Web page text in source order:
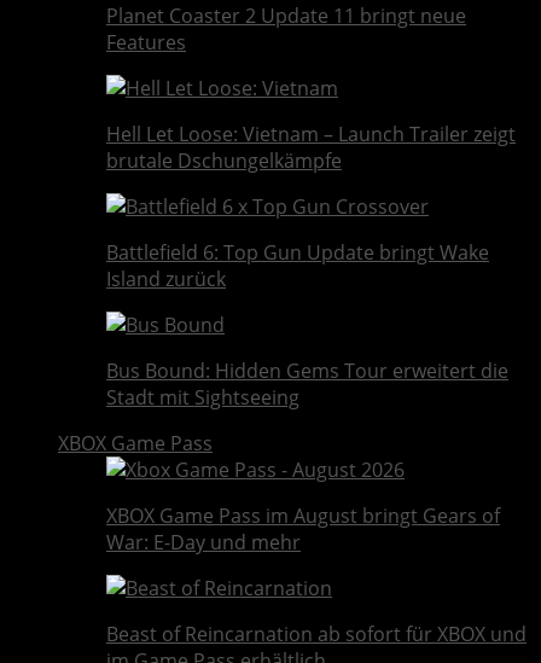
Planet Coaster 2 Update 11 bringt neue
Features
Hell Let Loose: Vietnam – Launch Trailer zeigt
brutale Dschungelkämpfe
Battlefield 6: Top Gun Update bringt Wake
Island zurück
Bus Bound: Hidden Gems Tour erweitert die
Stadt mit Sightseeing
XBOX Game Pass
XBOX Game Pass im August bringt Gears of
War: E-Day und mehr
Beast of Reincarnation ab sofort für XBOX und